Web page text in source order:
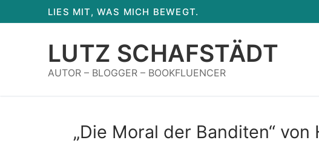
Inhalt
LIES MIT, WAS MICH BEWEGT.
LUTZ SCHAFSTÄDT
AUTOR – BLOGGER – BOOKFLUENCER
„Die Moral der Banditen“ von